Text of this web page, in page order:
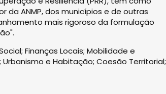
da ANMP, dos municípios e de outras
mais rigoroso da formulação
Finanças Locais; Mobilidade e
e Habitação; Coesão Territorial;